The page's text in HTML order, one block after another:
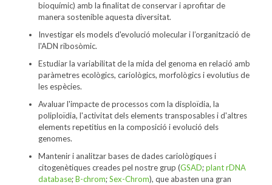
bioquímic) amb la finalitat de conservar i aprofitar de
manera sostenible aquesta diversitat.
Investigar els models d'evolució molecular i l’organització de
l'ADN ribosòmic.
Estudiar la variabilitat de la mida del genoma en relació amb
paràmetres ecològics, cariològics, morfològics i evolutius de
les espècies.
Avaluar l'impacte de processos com la disploïdia, la
poliploïdia, l'activitat dels elements transposables i d'altres
elements repetitius en la composició i evolució dels
genomes.
Mantenir i analitzar bases de dades cariològiques i
citogenètiques creades pel nostre grup (GSAD;plant rDNA
database;B-chrom;Sex-Chrom), que abasten una gran